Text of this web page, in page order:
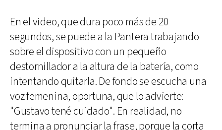
En el video, que dura poco más de 20
segundos, se puede a la Pantera trabajando
sobre el dispositivo con un pequeño
destornillador a la altura de la batería, como
intentando quitarla. De fondo se escucha una
voz femenina, oportuna, que lo advierte:
"Gustavo tené cuidado". En realidad, no
termina a pronunciar la frase, porque la corta